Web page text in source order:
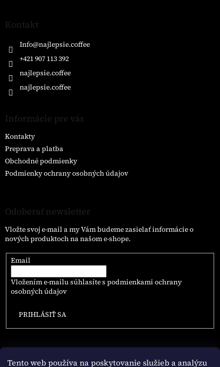
Tento web používa na poskytovanie služieb a analýzu
Kontakt
Info@najlepsie.coffee
+421 907 113 392
najlepsie.coffee
najlepsie.coffee
Informácie pre vás
Kontakty
Preprava a platba
Obchodné podmienky
Podmienky ochrany osobných údajov
Odoberať newsletter
Vložte svoj e-mail a my Vám budeme zasielať informácie o
nových produktoch na našom e-shope.
Email
Vložením e-mailu súhlasíte s podmienkami ochrany
osobných údajov
PRIHLÁSIŤ SA